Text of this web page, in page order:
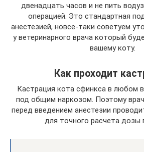
двенадцать часов и не пить
операцией. Это стандартная
анестезией, новсе-таки советуем
у ветеринарного врача который
вашему коту.
Как проходит
Кастрация кота сфинкса в любом
под общим наркозом. Поэтому
перед введением анестезии
для точного расчета дозы